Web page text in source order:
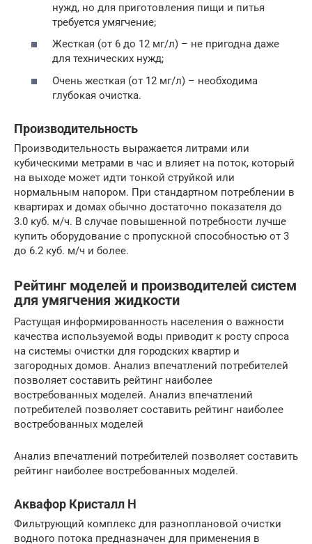
нужд, но для приготовления пищи и питья
требуется умягчение;
Жесткая (от 6 до 12 мг/л) – не пригодна даже
для технических нужд;
Очень жесткая (от 12 мг/л) – необходима
глубокая очистка.
Производительность
Производительность выражается литрами или
кубическими метрами в час и влияет на поток, который
на выходе может идти тонкой струйкой или
нормальным напором. При стандартном потреблении в
квартирах и домах обычно достаточно показателя до
3.0 куб. м/ч. В случае повышенной потребности лучше
купить оборудование с пропускной способностью от 3
до 6.2 куб. м/ч и более.
Рейтинг моделей и производителей систем
для умягчения жидкости
Растущая информированность населения о важности
качества используемой воды приводит к росту спроса
на системы очистки для городских квартир и
загородных домов. Анализ впечатлений потребителей
позволяет составить рейтинг наиболее
востребованных моделей. Анализ впечатлений
потребителей позволяет составить рейтинг наиболее
востребованных моделей
Анализ впечатлений потребителей позволяет составить
рейтинг наиболее востребованных моделей.
Аквафор Кристалл Н
Фильтрующий комплекс для разноплановой очистки
водного потока предназначен для применения в